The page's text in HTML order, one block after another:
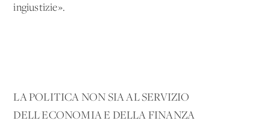
ingiustizie».
LA POLITICA NON SIA AL SERVIZIO
DELL'ECONOMIA E DELLA FINANZA